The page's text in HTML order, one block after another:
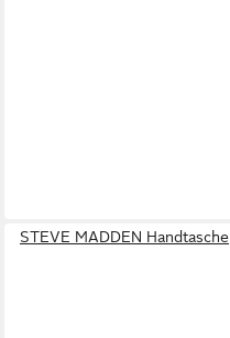
STEVE MADDEN Handtasche